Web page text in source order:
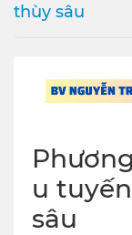
thùy sâu
u
sâu